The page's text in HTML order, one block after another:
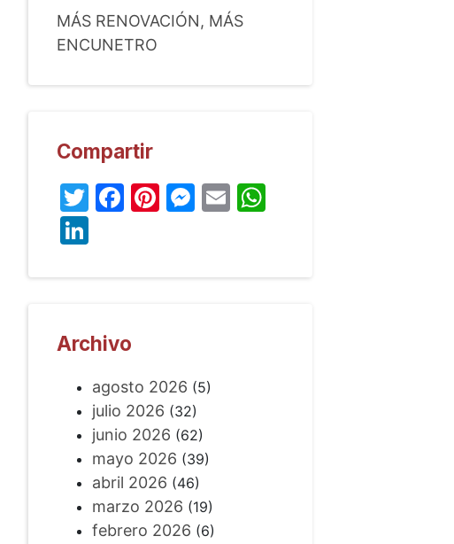
MÁS RENOVACIÓN, MÁS
ENCUNETRO
Compartir
Twitter
Facebook
Pinterest
Messenger
EmailWhatsApp
LinkedIn
Archivo
agosto 2026 (5)
julio 2026 (32)
junio 2026 (62)
mayo 2026 (39)
abril 2026 (46)
marzo 2026 (19)
febrero 2026 (6)